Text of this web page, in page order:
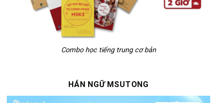
Combo học tiếng trung cơ bản
HÁN NGỮ MSUTONG